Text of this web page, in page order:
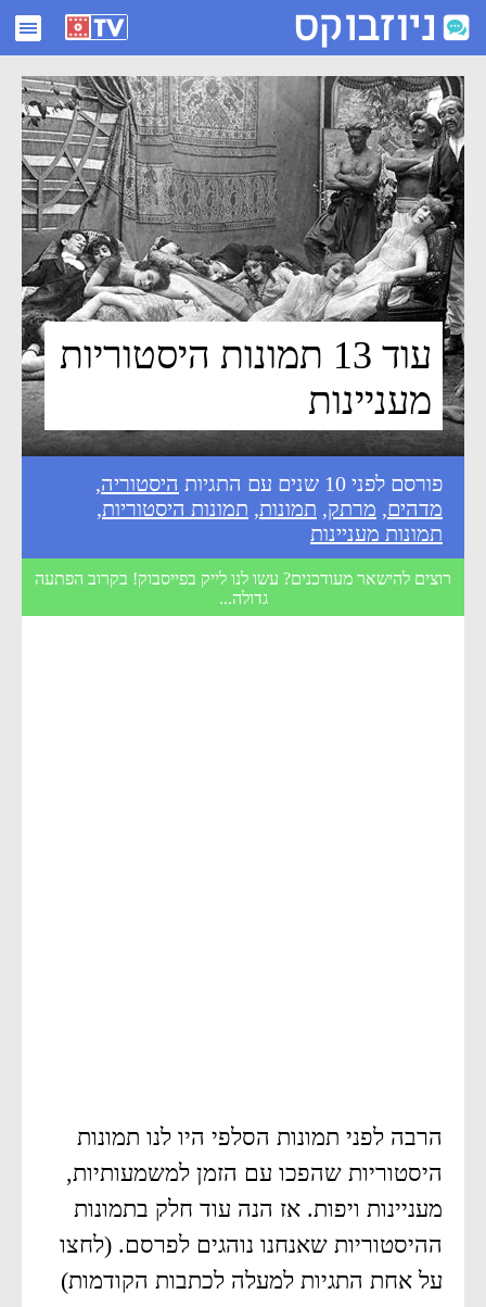
עוד 13 תמונות היסטוריות מעניינות - ניוזבוקס
עוד 13 תמונות היסטוריות
מעניינות
פורסם לפני 10 שנים עם התגיות היסטוריה,
מדהים, מרתק, תמונות, תמונות היסטוריות,
תמונות מעניינות
רוצים להישאר מעודכנים? עשו לנו לייק בפייסבוק! בקרוב הפתעה
גדולה...
הרבה לפני תמונות הסלפי היו לנו תמונות
היסטוריות שהפכו עם הזמן למשמעותיות,
מעניינות ויפות. אז הנה עוד חלק בתמונות
ההיסטוריות שאנחנו נוהגים לפרסם. (לחצו
על אחת התגיות למעלה לכתבות הקודמות)